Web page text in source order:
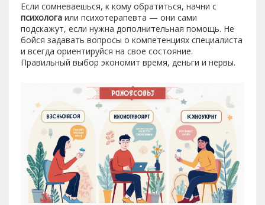
Если сомневаешься, к кому обратиться, начни с
психолога или психотерапевта — они сами
подскажут, если нужна дополнительная помощь. Не
бойся задавать вопросы о компетенциях специалиста
и всегда ориентируйся на свое состояние.
Правильный выбор экономит время, деньги и нервы.